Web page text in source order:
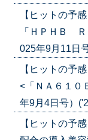
【ヒットの予
「ＨＰＨＢ
025年9月11日
【ヒットの予
<「ＮＡ６１０
年9月4日号）
【ヒットの予